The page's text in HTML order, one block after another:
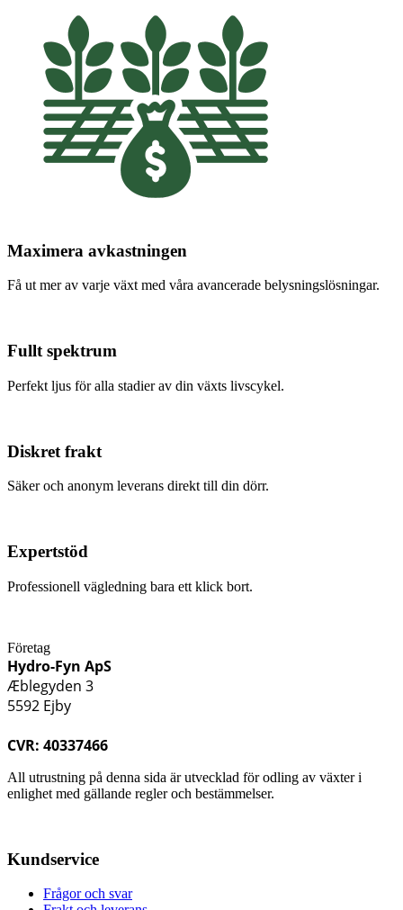
Maximera avkastningen
Få ut mer av varje växt med våra avancerade belysningslösningar.
Fullt spektrum
Perfekt ljus för alla stadier av din växts livscykel.
Diskret frakt
Säker och anonym leverans direkt till din dörr.
Expertstöd
Professionell vägledning bara ett klick bort.
Företag
Hydro-Fyn ApS
Æblegyden 3
5592 Ejby
CVR: 40337466
All utrustning på denna sida är utvecklad för odling av växter i
enlighet med gällande regler och bestämmelser.
Kundservice
Frågor och svar